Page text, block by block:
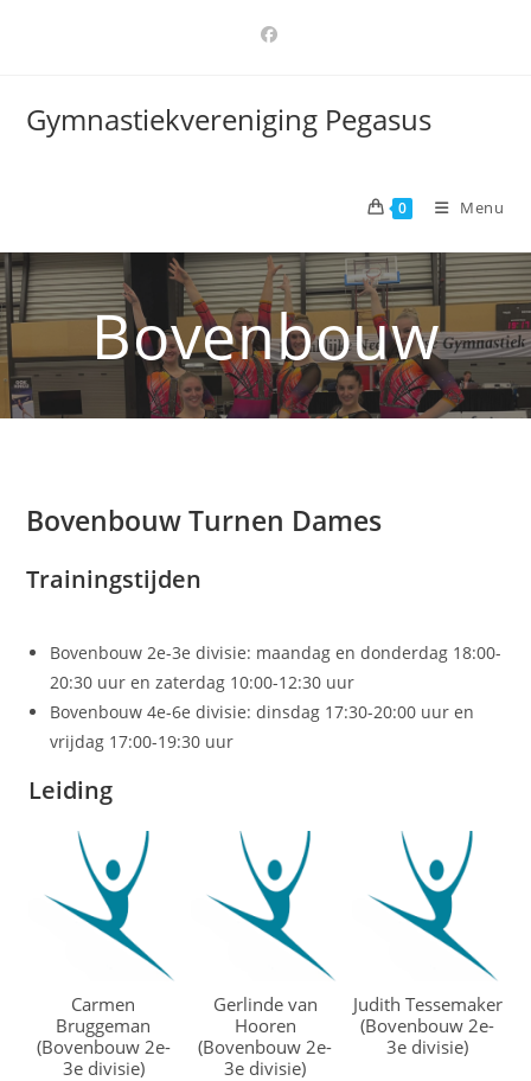
Gymnastiekvereniging Pegasus
0 Menu
Bovenbouw
Bovenbouw Turnen Dames
Trainingstijden
Bovenbouw 2e-3e divisie: maandag en donderdag 18:00-
20:30 uur en zaterdag 10:00-12:30 uur
Bovenbouw 4e-6e divisie: dinsdag 17:30-20:00 uur en
vrijdag 17:00-19:30 uur
Leiding
Carmen
Bruggeman
(Bovenbouw 2e-
3e divisie)
Gerlinde van
Hooren
(Bovenbouw 2e-
3e divisie)
Judith Tessemaker
(Bovenbouw 2e-
3e divisie)